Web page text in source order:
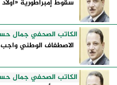
سقوط إمبراطورية «أولاد
الكاتب الصحفي جمال
الاصطفاف الوطني
الكاتب الصحفي جمال